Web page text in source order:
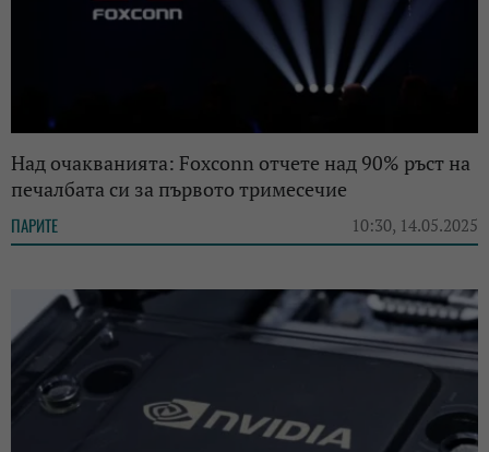
Над очакванията: Foxconn отчете над 90% ръст на
печалбата си за първото тримесечие
ПАРИТЕ 10:30, 14.05.2025